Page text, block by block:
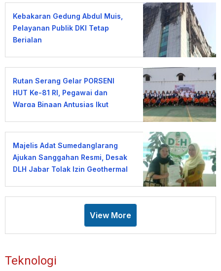
Kebakaran Gedung Abdul Muis,
Pelayanan Publik DKI Tetap
Berjalan
Rutan Serang Gelar PORSENI
HUT Ke-81 RI, Pegawai dan
Warga Binaan Antusias Ikut
Majelis Adat Sumedanglarang
Ajukan Sanggahan Resmi, Desak
DLH Jabar Tolak Izin Geothermal
View More
Teknologi